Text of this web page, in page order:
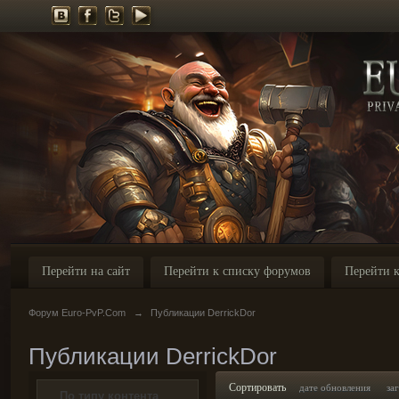
Перейти на сайт Перейти к списку форумов Перейти
Форум Euro-PvP.Com → Публикации DerrickDor
Публикации DerrickDor
По типу контента
Сортировать дате обновления